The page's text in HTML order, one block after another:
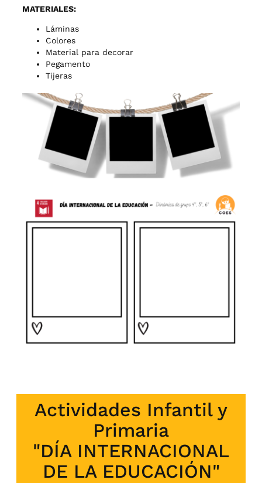
MATERIALES:
Láminas
Colores
Material para decorar
Pegamento
Tijeras
Actividades Infantil y
Primaria
"DÍA INTERNACIONAL
DE LA EDUCACIÓN"